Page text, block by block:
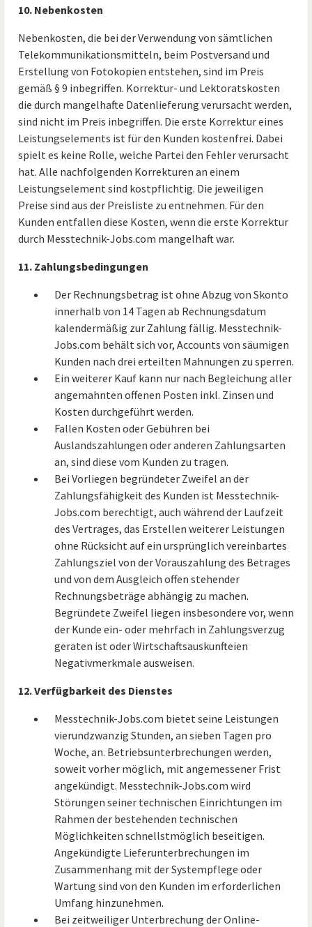
10. Nebenkosten
Nebenkosten, die bei der Verwendung von sämtlichen
Telekommunikationsmitteln, beim Postversand und
Erstellung von Fotokopien entstehen, sind im Preis
gemäß § 9 inbegriffen. Korrektur- und Lektoratskosten
die durch mangelhafte Datenlieferung verursacht werden,
sind nicht im Preis inbegriffen. Die erste Korrektur eines
Leistungselements ist für den Kunden kostenfrei. Dabei
spielt es keine Rolle, welche Partei den Fehler verursacht
hat. Alle nachfolgenden Korrekturen an einem
Leistungselement sind kostpflichtig. Die jeweiligen
Preise sind aus der Preisliste zu entnehmen. Für den
Kunden entfallen diese Kosten, wenn die erste Korrektur
durch Messtechnik-Jobs.com mangelhaft war.
11. Zahlungsbedingungen
Der Rechnungsbetrag ist ohne Abzug von Skonto
innerhalb von 14 Tagen ab Rechnungsdatum
kalendermäßig zur Zahlung fällig. Messtechnik-
Jobs.com behält sich vor, Accounts von säumigen
Kunden nach drei erteilten Mahnungen zu sperren.
Ein weiterer Kauf kann nur nach Begleichung aller
angemahnten offenen Posten inkl. Zinsen und
Kosten durchgeführt werden.
Fallen Kosten oder Gebühren bei
Auslandszahlungen oder anderen Zahlungsarten
an, sind diese vom Kunden zu tragen.
Bei Vorliegen begründeter Zweifel an der
Zahlungsfähigkeit des Kunden ist Messtechnik-
Jobs.com berechtigt, auch während der Laufzeit
des Vertrages, das Erstellen weiterer Leistungen
ohne Rücksicht auf ein ursprünglich vereinbartes
Zahlungsziel von der Vorauszahlung des Betrages
und von dem Ausgleich offen stehender
Rechnungsbeträge abhängig zu machen.
Begründete Zweifel liegen insbesondere vor, wenn
der Kunde ein- oder mehrfach in Zahlungsverzug
geraten ist oder Wirtschaftsauskunfteien
Negativmerkmale ausweisen.
12. Verfügbarkeit des Dienstes
Messtechnik-Jobs.com bietet seine Leistungen
vierundzwanzig Stunden, an sieben Tagen pro
Woche, an. Betriebsunterbrechungen werden,
soweit vorher möglich, mit angemessener Frist
angekündigt. Messtechnik-Jobs.com wird
Störungen seiner technischen Einrichtungen im
Rahmen der bestehenden technischen
Möglichkeiten schnellstmöglich beseitigen.
Angekündigte Lieferunterbrechungen im
Zusammenhang mit der Systempflege oder
Wartung sind von den Kunden im erforderlichen
Umfang hinzunehmen.
Bei zeitweiliger Unterbrechung der Online-